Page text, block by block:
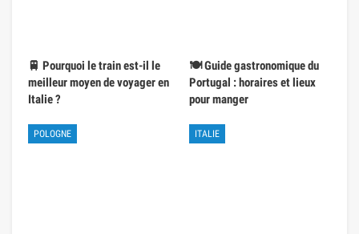
🚆 Pourquoi le train est-il le
meilleur moyen de voyager en
Italie ?
🍽️ Guide gastronomique du
Portugal : horaires et lieux
pour manger
POLOGNE ITALIE